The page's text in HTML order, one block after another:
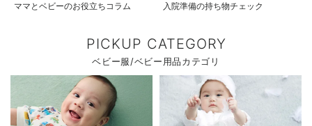
ママとベビーのお役立ちコラム 入院準備の持ち物チェック
PICKUP CATEGORY
ベビー服/ベビー用品カテゴリ